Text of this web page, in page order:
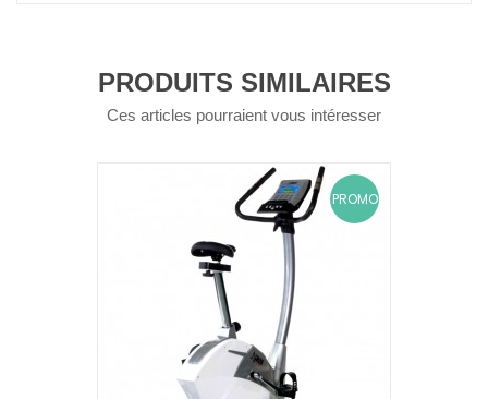
PRODUITS SIMILAIRES
Ces articles pourraient vous intéresser
PROMO